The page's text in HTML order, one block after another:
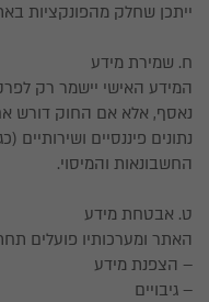
ייתכן שחלק מהפונקציות
ח. שמירת מידע
המידע האישי יישמר רק
נאסף, אלא אם החוק דורש
נתונים פיננסיים ושירותיים
החשבונאות והמיסוי.
ט. אבטחת מידע
האתר ומערכותיו פועלים
– הצפנת מידע
– גיבויים